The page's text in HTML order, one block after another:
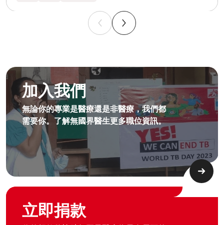
加入我們
無論你的專業是醫療還是非醫療，我們都
需要你。了解無國界醫生更多職位資訊。​
成為無國界無援人員​
立即捐款
Graphic of hand with heart logo